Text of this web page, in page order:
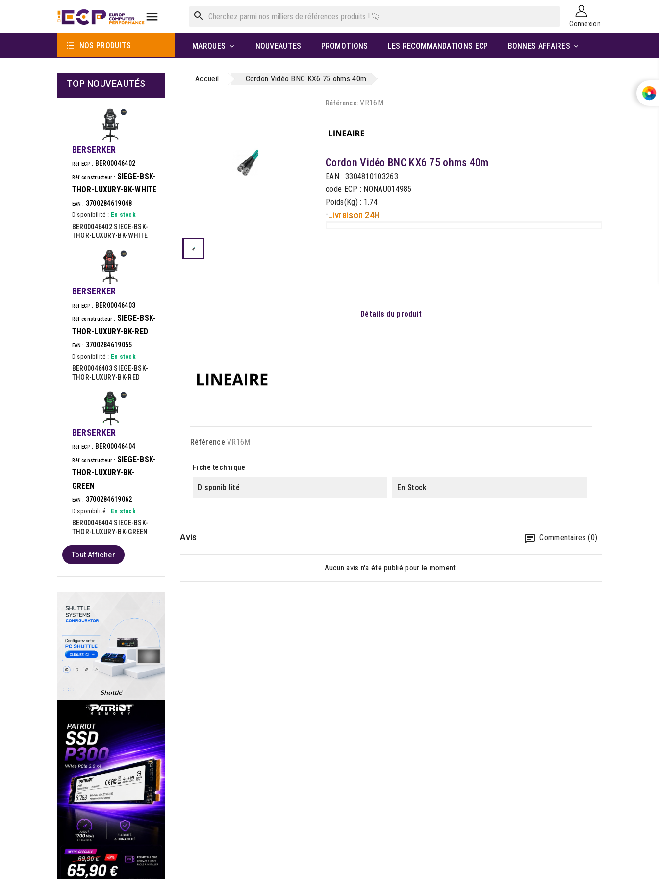
 search
Connexion
 NOS PRODUITS MARQUES  NOUVEAUTES PROMOTIONS LES RECOMMANDATIONS ECP BONNES AFFAIRES 
TOP NOUVEAUTÉS
BERSERKER
Réf ECP : BER00046402
Réf constructeur : SIEGE-BSK-
THOR-LUXURY-BK-WHITE
EAN : 3700284619048
Disponibilité : En stock
BER00046402 SIEGE-BSK-
THOR-LUXURY-BK-WHITE
BERSERKER
Réf ECP : BER00046403
Réf constructeur : SIEGE-BSK-
THOR-LUXURY-BK-RED
EAN : 3700284619055
Disponibilité : En stock
BER00046403 SIEGE-BSK-
THOR-LUXURY-BK-RED
BERSERKER
Réf ECP : BER00046404
Réf constructeur : SIEGE-BSK-
THOR-LUXURY-BK-
GREEN
EAN : 3700284619062
Disponibilité : En stock
BER00046404 SIEGE-BSK-
THOR-LUXURY-BK-GREEN
Tout Afficher
Accueil Cordon Vidéo BNC KX6 75 ohms 40m
Référence: VR16M
Cordon Vidéo BNC KX6 75 ohms 40m
EAN : 3304810103263
code ECP : NONAU014985
Poids(Kg) : 1.74
-Livraison 24H
Détails du produit
Référence VR16M
Fiche technique
Disponibilité En Stock
Avis Commentaires (0)
Aucun avis n'a été publié pour le moment.